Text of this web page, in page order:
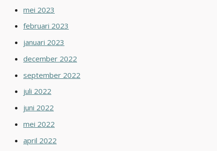
mei 2023
februari 2023
januari 2023
december 2022
september 2022
juli 2022
juni 2022
mei 2022
april 2022